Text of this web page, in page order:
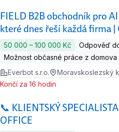
FIELD B2B obchodník pro
které dnes řeší každá firma |
50 000 ‍–‍ 100 000 Kč
Odpověď
Možnost občasné práce z domova
Everbot s.r.o.
Moravskoslezský
📞 KLIENTSKÝ
OFFICE
Končí za 16 hodin